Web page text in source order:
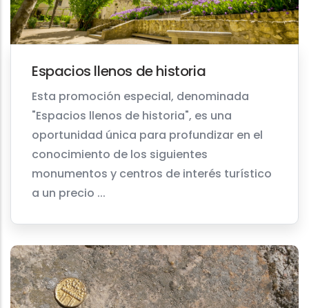
Espacios llenos de historia
Esta promoción especial, denominada
"Espacios llenos de historia", es una
oportunidad única para profundizar en el
conocimiento de los siguientes
monumentos y centros de interés turístico
a un precio ...